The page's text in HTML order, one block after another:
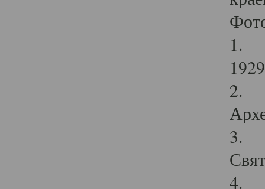
1.
2.
3.
4.